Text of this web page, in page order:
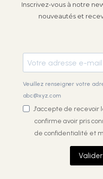
Inscrivez-vous à notre
nouveautés et
Veuillez renseigner votre
abc@xyz.com
J'accepte de recevoir
confirme avoir pris
de confidentialité et